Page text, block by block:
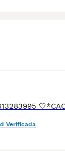
Verificada